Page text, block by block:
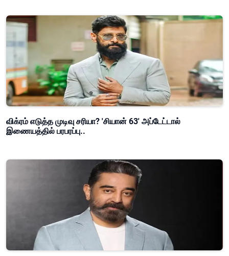
விக்ரம் எடுத்த முடிவு சரியா? 'சியான் 63' அப்டேட்டால்
இணையத்தில் பரபரப்பு..